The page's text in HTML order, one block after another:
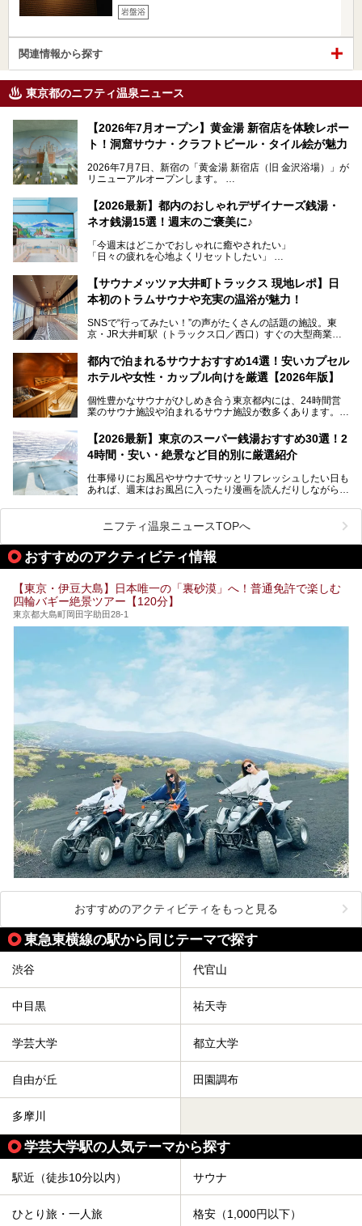
岩盤浴
関連情報から探す
東京都のニフティ温泉ニュース
【2026年7月オープン】黄金湯 新宿店を体験レポー
ト！洞窟サウナ・クラフトビール・タイル絵が魅力
2026年7月7日、新宿の「黄金湯 新宿店（旧 金沢浴場）」が
リニューアルオープンします。
レトロでノスタルジックなタイル絵はそのまま、昔からここ
を知る地元の人にも、新しく足を運んでくれる人にも愛され
る、今の時代の"銭湯"として生まれ変わりました。洞窟のよ
ビアバーなど、新しく登場したスポットも併せて紹介しま
す。充実した設備があるのに、基本の入浴料が銭湯価格の5
【2026最新】都内のおしゃれデザイナーズ銭湯・
ネオ銭湯15選！週末のご褒美に♪
「今週末はどこかでおしゃれに癒やされたい」
「日々の疲れを心地よくリセットしたい」
となっている新しいスタイルの銭湯です。
最近、SNSやメディアで「デザイナーズ銭湯」や「ネオ銭
本記事では、そもそもこれらがどんな銭湯なのか、その気に
いおしゃれな名店15選を、おすすめの順番で一挙にご紹介
します。
【サウナメッツァ大井町トラックス 現地レポ】日
本初のトラムサウナや充実の温浴が魅力！
SNSで“行ってみたい！”の声がたくさんの話題の施設。東
京・JR大井町駅（トラックス口／西口）すぐの大型商業施
ツァ大井町トラックス」がニューオープン。施設の様子をレ
ポ―トします。
都内で泊まれるサウナおすすめ14選！安いカプセル
ホテルや女性・カップル向けを厳選【2026年版】
個性豊かなサウナがひしめき合う東京都内には、24時間営
業のサウナ施設や泊まれるサウナ施設が数多くあります。
を旅の目的とする「サ旅」や自分へのご褒美のための宿泊な
ど、自分の好きなタイミングで好きなだけサ活ができるのが
魅力です。
最近では、男性専用施設だけでなく、カップルや女性に嬉し
い個室サウナも増えてきました。
ら、特におすすめしたい施設14選をご紹介します。
してみてください。
【2026最新】東京のスーパー銭湯おすすめ30選！2
4時間・安い・絶景など目的別に厳選紹介
仕事帰りにお風呂やサウナでサッとリフレッシュしたい日も
あれば、週末はお風呂に入ったり漫画を読んだりしながら一
また、終電を逃してしまい、「このまま朝までゆっくりでき
る場所があれば」と探した経験がある人も多いのではないで
しょうか。
そこで本記事では、東京でおすすめのスーパー銭湯を、目的
24時間営業で宿泊できる施設や、1,000円以下で楽しめる安
い施設、デートや休日レジャーにもぴったりなエンタメ要素
が充実した施設など、利用のシーンに合わせて参考にしてく
ださい。
ニフティ温泉ニュースTOPへ
おすすめのアクティビティ情報
【東京・伊豆大島】日本唯一の「裏砂漠」へ！普通免許で楽しむ
四輪バギー絶景ツアー【120分】
東京都大島町岡田字助田28-1
おすすめのアクティビティをもっと見る
東急東横線の駅から同じテーマで探す
渋谷 代官山
中目黒 祐天寺
学芸大学 都立大学
自由が丘 田園調布
多摩川
学芸大学駅の人気テーマから探す
駅近（徒歩10分以内） サウナ
ひとり旅・一人旅 格安（1,000円以下）